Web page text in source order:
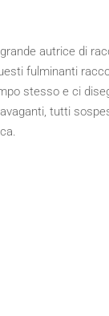
autrice di
fulminanti
stesso e ci
tutti